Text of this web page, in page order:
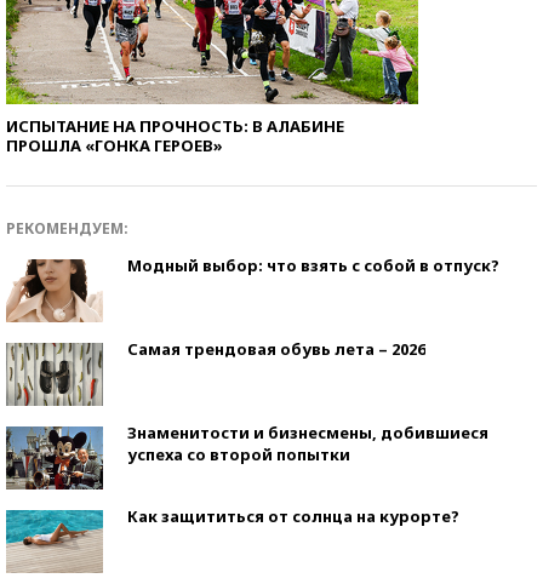
ИСПЫТАНИЕ НА ПРОЧНОСТЬ: В АЛАБИНЕ
ПРОШЛА «ГОНКА ГЕРОЕВ»
РЕКОМЕНДУЕМ:
Модный выбор: что взять с собой в отпуск?
Самая трендовая обувь лета – 2026
Знаменитости и бизнесмены, добившиеся
успеха со второй попытки
Как защититься от солнца на курорте?